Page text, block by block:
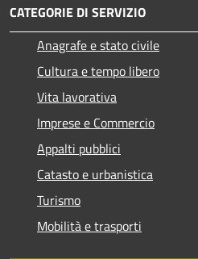
CATEGORIE DI SERVIZIO
Anagrafe e stato civile
Cultura e tempo libero
Vita lavorativa
Imprese e Commercio
Appalti pubblici
Catasto e urbanistica
Turismo
Mobilità e trasporti